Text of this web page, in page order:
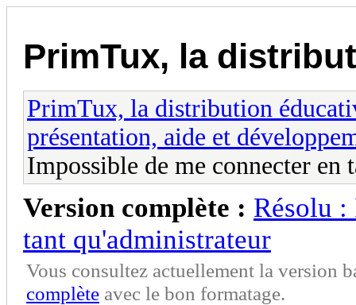
PrimTux, la
PrimTux, la distribution
présentation, aide et
Impossible de me connecter en
Version complète : Résolu :
tant qu'administrateur
Vous consultez actuellement la version
complète avec le bon formatage.